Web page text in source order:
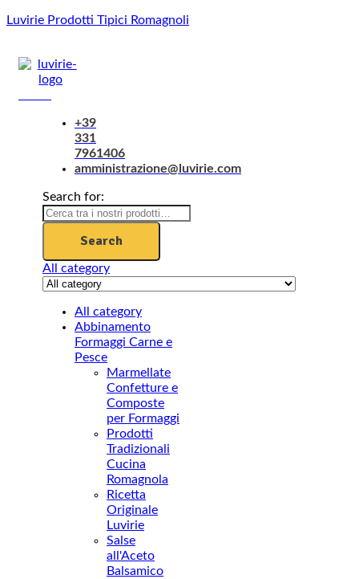
Luvirie Prodotti Tipici Romagnoli
+39
331
7961406
amministrazione@luvirie.com
Search for:
Search
All category
All category
Abbinamento
Formaggi Carne e
Pesce
Marmellate
Confetture e
Composte
per Formaggi
Prodotti
Tradizionali
Cucina
Romagnola
Ricetta
Originale
Luvirie
Salse
all'Aceto
Balsamico